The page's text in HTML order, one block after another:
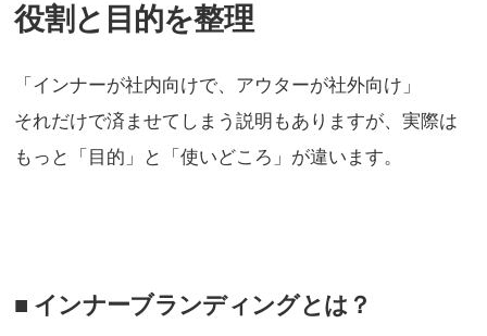
役割と目的を整理
「インナーが社内向けで、アウターが社外向け」
それだけで済ませてしまう説明もありますが、実際は
もっと「目的」と「使いどころ」が違います。
■ インナーブランディングとは？